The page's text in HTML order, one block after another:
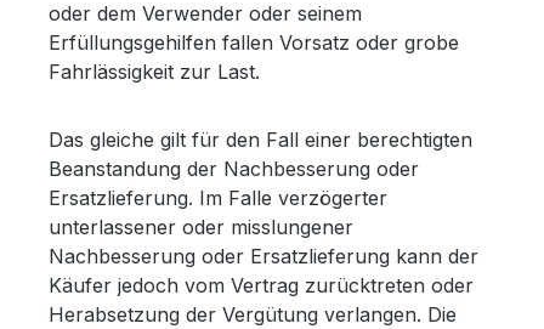
oder dem Verwender oder seinem
Erfüllungsgehilfen fallen Vorsatz oder grobe
Fahrlässigkeit zur Last.
Das gleiche gilt für den Fall einer berechtigten
Beanstandung der Nachbesserung oder
Ersatzlieferung. Im Falle verzögerter
unterlassener oder misslungener
Nachbesserung oder Ersatzlieferung kann der
Käufer jedoch vom Vertrag zurücktreten oder
Herabsetzung der Vergütung verlangen. Die